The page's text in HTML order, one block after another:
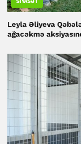
Leyla Əliyeva
ağacəkmə